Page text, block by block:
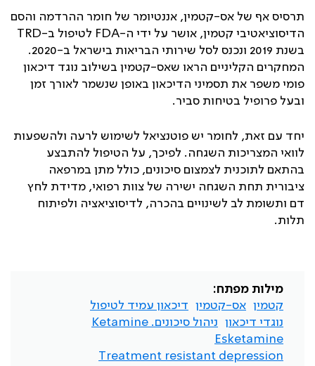
תרסיס אף של אס-קטמין, אננטיומר של חומר ההרדמה והסם
הדיסוציאטיבי קטמין, אושר על ידי ה-FDA לטיפול ב-TRD
בשנת 2019 ונכנס לסל שירותי הבריאות בישראל ב-2020.
המחקרים הקליניים הראו שאס-קטמין בשילוב נוגד דיכאון
פומי משפר את תסמיני הדיכאון באופן שנשמר לאורך זמן
ובעל פרופיל בטיחות סביר.
יחד עם זאת, לחומר יש פוטנציאל לשימוש לרעה ולהשפעות
לוואי המצריכות השגחה. לפיכך, על הטיפול להתבצע
בהתאם לתוכנית לצמצום סיכונים, כולל מתן במרפאה
ציבורית תחת השגחה ישירה של צוות רפואי, מדידת לחץ
דם ותשומת לב לשינויים בהכרה, לדיסוציאציה ולפיתוח
תלות.
מילות מפתח:
קטמין אס-קטמין
דיכאון עמיד לטיפול
נוגדי דיכאון
ניהול סיכונים. Ketamine
Esketamine
Treatment resistant depression